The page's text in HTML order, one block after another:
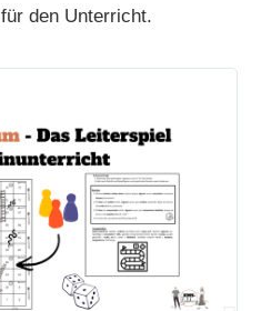
für den Unterricht.